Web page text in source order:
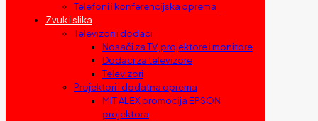
Telefoni i konferencijska oprema
Zvuk i slika
Televizori i dodaci
Nosači za TV, projektore i monitore
Dodaci za televizore
Televizori
Projektori i dodatna oprema
MIT ALEX promocija EPSON
projektora